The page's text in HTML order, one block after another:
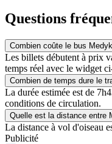
Questions
Combien coûte le bus
Les billets débutent à prix
temps réel avec le widget
Combien de temps dure le
La durée estimée est de
conditions de circulation.
Quelle est la distance entre
La distance à vol d'oiseau
Publicité